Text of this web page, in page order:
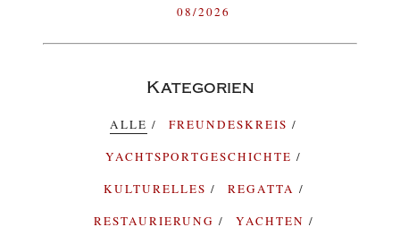
08/2026
Kategorien
ALLE
FREUNDESKREIS
YACHTSPORTGESCHICHTE
KULTURELLES
REGATTA
RESTAURIERUNG
YACHTEN